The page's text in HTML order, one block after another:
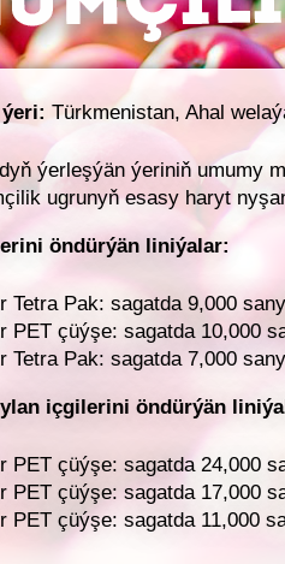
Türkmenistan, Ahal
ýerleşýän ýeriniň umumy
ugrunyň esasy haryt
öndürýän liniýalar:
Tetra Pak: sagatda 9,000
PET çüýşe: sagatda 10,000
Tetra Pak: sagatda 7,000
içgilerini öndürýän
PET çüýşe: sagatda 24,000
PET çüýşe: sagatda 17,000
PET çüýşe: sagatda 11,000